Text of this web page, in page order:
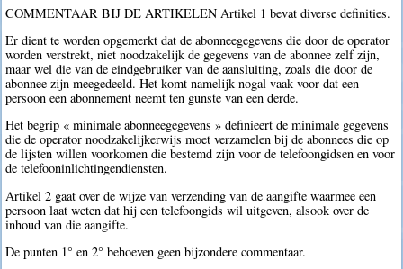
COMMENTAAR BIJ DE ARTIKELEN Artikel 1 bevat diverse definities.
Er dient te worden opgemerkt dat de abonneegegevens die door de operator
worden verstrekt, niet noodzakelijk de gegevens van de abonnee zelf zijn,
maar wel die van de eindgebruiker van de aansluiting, zoals die door de
abonnee zijn meegedeeld. Het komt namelijk nogal vaak voor dat een
persoon een abonnement neemt ten gunste van een derde.
Het begrip « minimale abonneegegevens » definieert de minimale gegevens
die de operator noodzakelijkerwijs moet verzamelen bij de abonnees die op
de lijsten willen voorkomen die bestemd zijn voor de telefoongidsen en voor
de telefooninlichtingendiensten.
Artikel 2 gaat over de wijze van verzending van de aangifte waarmee een
persoon laat weten dat hij een telefoongids wil uitgeven, alsook over de
inhoud van die aangifte.
De punten 1° en 2° behoeven geen bijzondere commentaar.